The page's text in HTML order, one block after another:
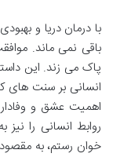
با درمان دریا و
باقی نمی ماند.
پاک می زند. این
انسانی بر سنت های
اهمیت عشق و
روابط انسانی را
خوان رستم، به مقصود